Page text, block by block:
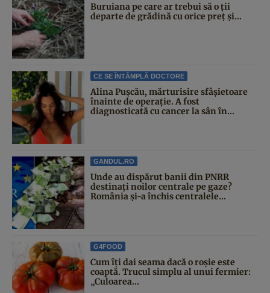
Buruiana pe care ar trebui să o ții
departe de grădină cu orice preț și...
CE SE ÎNTÂMPLĂ DOCTORE
Alina Pușcău, mărturisire sfâșietoare
înainte de operație. A fost
diagnosticată cu cancer la sân în...
GANDUL.RO
Unde au dispărut banii din PNRR
destinați noilor centrale pe gaze?
România și-a închis centralele...
G4FOOD
Cum îți dai seama dacă o roșie este
coaptă. Trucul simplu al unui fermier:
„Culoarea...